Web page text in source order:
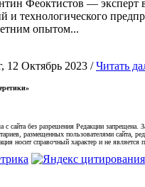
Феоктистов — эксперт
и технологического
опытом...
12 Октябрь 2023 /Читать
с сайта без разрешения Редакции запрещена.
размещенных пользователями сайта,
носит справочный характер и не является